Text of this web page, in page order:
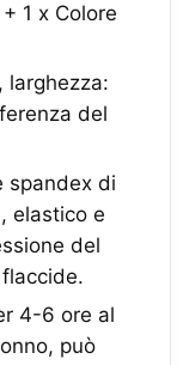
1 x Colore
larghezza:
del
spandex di
elastico e
del
4-6 ore al
può